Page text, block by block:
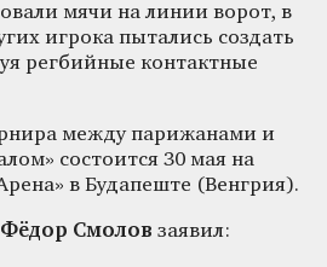
мячи на линии ворот, в
игрока пытались создать
регбийные контактные
между парижанами и
состоится 30 мая на
в Будапеште (Венгрия).
Фёдор Смолов заявил: